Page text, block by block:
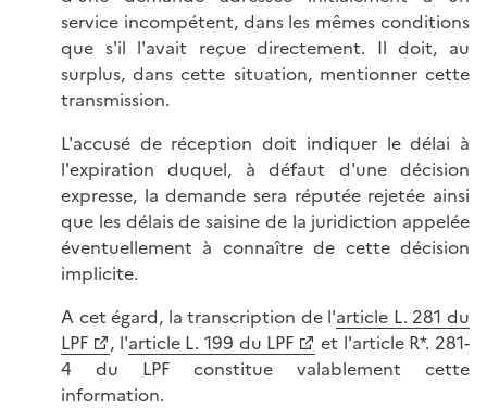
service incompétent, dans les mêmes conditions
que s'il l'avait reçue directement. Il doit, au
surplus, dans cette situation, mentionner cette
transmission.
L'accusé de réception doit indiquer le délai à
l'expiration duquel, à défaut d'une décision
expresse, la demande sera réputée rejetée ainsi
que les délais de saisine de la juridiction appelée
éventuellement à connaître de cette décision
implicite.
A cet égard, la transcription de l'article L. 281 du
LPF
, l'article L. 199 du LPF
et l'article R*. 281-
4 du LPF constitue valablement cette
information.